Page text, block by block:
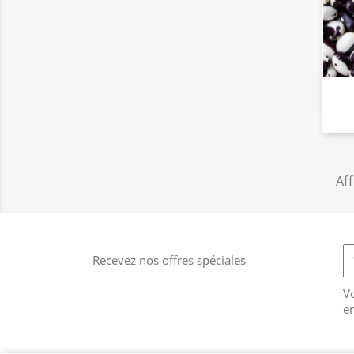
Recevez nos offres spéciales